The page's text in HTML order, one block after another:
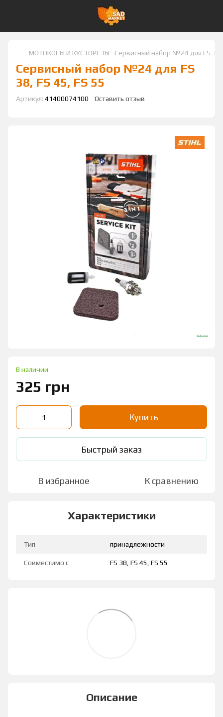
МОТОКОСЫ И КУСТОРЕЗЫ Сервисный набор №24 для FS 38,
Сервисный набор №24 для FS
38, FS 45, FS 55
Артикул: 41400074100 Оставить отзыв
В наличии
325 грн
Купить
Быстрый заказ
В избранное К сравнению
Характеристики
Тип принадлежности
Совместимо с FS 38, FS 45, FS 55
Описание